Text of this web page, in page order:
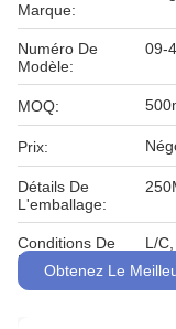
Marque:
Numéro De
Modèle:
09-
MOQ:
Prix:
Détails De
L'emballage:
Conditions De
Paiement:
L/
Obtenez Le